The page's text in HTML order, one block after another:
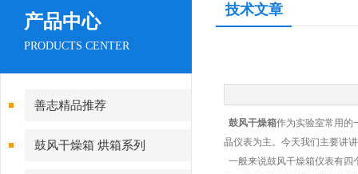
产品中心
PRODUCTS CENTER
善志精品推荐
鼓风干燥箱 烘箱系列
技术文章
鼓风干燥箱作为实验室常用的
晶仪表为主。今天我们主要讲
一般来说鼓风干燥箱仪表有四